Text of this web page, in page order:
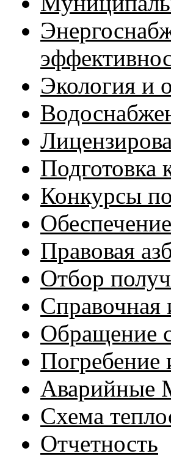
Экология и
Подготовка
Конкурсы
Правовая
Отбор
Обращение
Погребение
Схема
Отчетность